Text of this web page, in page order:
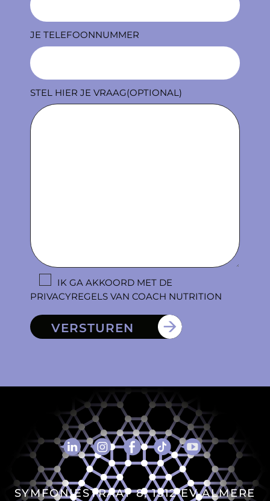
JE TELEFOONNUMMER
STEL HIER JE VRAAG(OPTIONAL)
IK GA AKKOORD MET DE
PRIVACYREGELS VAN COACH NUTRITION
VERSTUREN
SYMFONIESTRAAT 8, 1312 EV ALMERE